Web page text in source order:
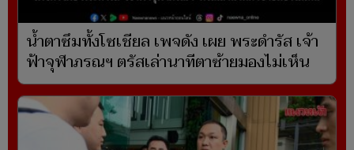
น้ำตาซึมทั้งโซเชียล เพจดัง เผย พระดำรัส เจ้า
ฟ้าจุฬาภรณฯ ตรัสเล่านาทีตาซ้ายมองไม่เห็น